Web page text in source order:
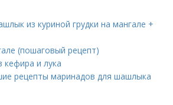
из куриной грудки на мангале +
(пошаговый рецепт)
кефира и лука
рецепты маринадов для шашлыка